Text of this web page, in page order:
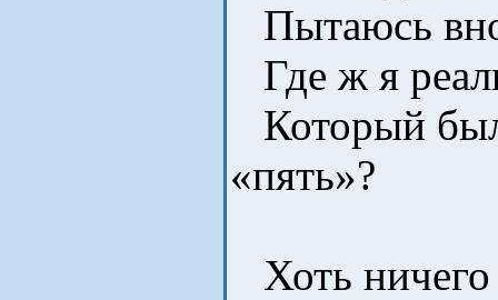
Пытаюсь
Где ж я
Который
«пять»?
Хоть